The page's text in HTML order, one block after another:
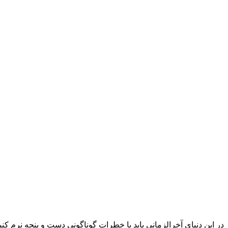
در این دنیای آخرالزمانی باید با خطرات گوناگونی دست و پنجه نرم